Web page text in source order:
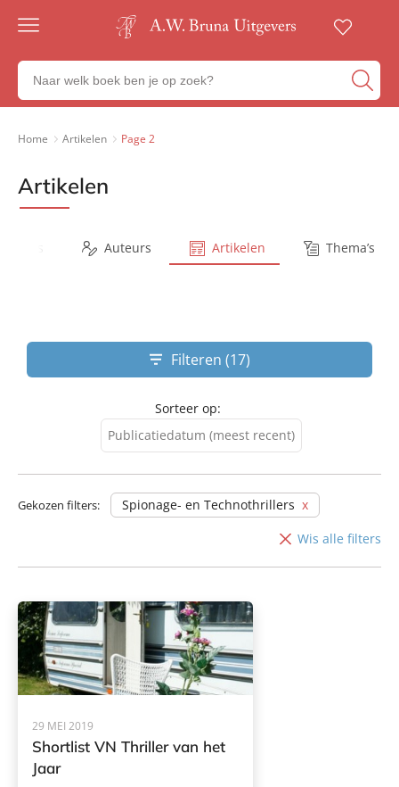
Gratis
23:00
besteld,
werkdag
Veilig
betalen
Zoeken
naar
boeken,
Home Artikelen Page 2
Artikelen
Auteurs Artikelen Thema’s
Filteren (17)
Sorteer op:
Publicatiedatum (meest recent)
Publicatiedatum (minst
Gekozen filters:
Spionage- en Technothrillers
Wis alle filters
29 MEI 2019
Shortlist VN Thriller van het
Jaar